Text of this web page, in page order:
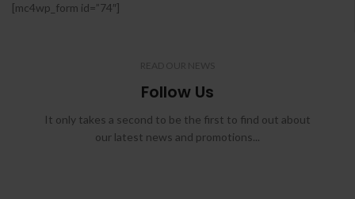
[mc4wp_form id=”74″]
Follow Us
It only takes a second to be the first to find out about
our latest news and promotions...